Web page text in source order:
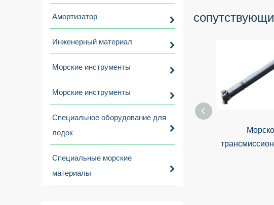
Амортизатор
Инженерный материал
Морские инструменты
Морские инструменты
Специальное оборудование для
лодок
Специальные морские
материалы